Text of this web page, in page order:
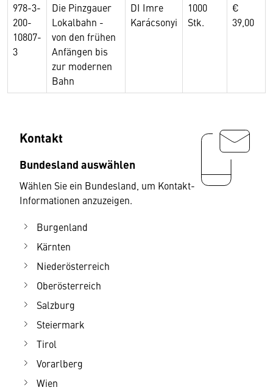
978-3-
200-
10807-
3
Die Pinzgauer
Lokalbahn -
von den frühen
Anfängen bis
zur modernen
Bahn
DI Imre
Karácsonyi
1000
Stk.
€
39,00
Kontakt
Bundesland auswählen
Wählen Sie ein Bundesland, um Kontakt-
Informationen anzuzeigen.
Burgenland
Kärnten
Niederösterreich
Oberösterreich
Salzburg
Steiermark
Tirol
Vorarlberg
Wien